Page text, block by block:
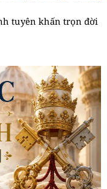
tuyên khấn trọn đời